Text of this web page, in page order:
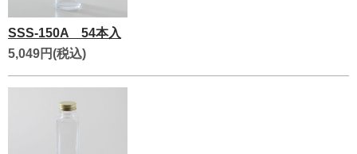
SSS-150A 54本入
5,049円(税込)